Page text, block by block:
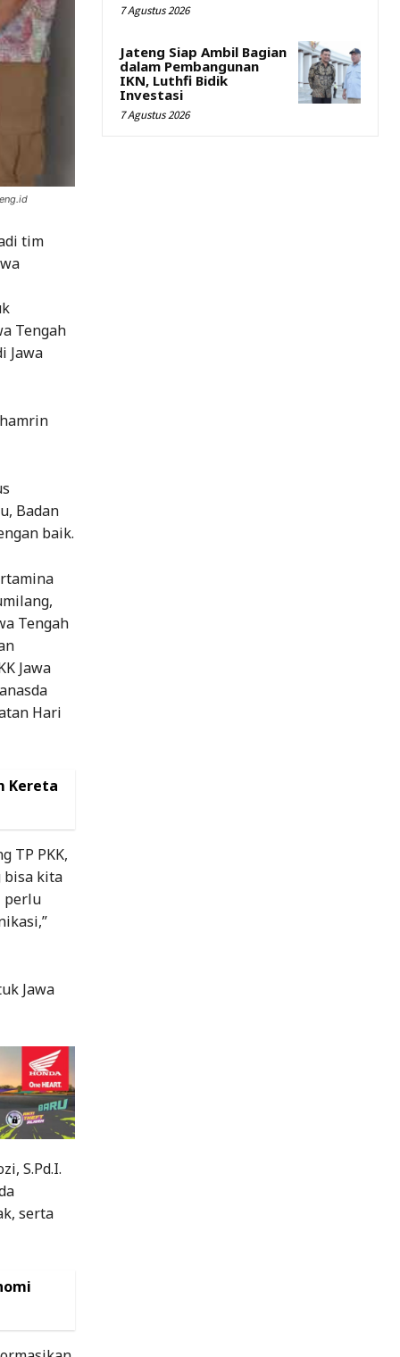
tim
Tengah
Jawa
Badan
baik.
Tengah
Jawa
Hari
Kereta
TP PKK,
bisa kita
perlu
Jawa
S.Pd.I.
serta
7 Agustus 2026
Jateng Siap Ambil Bagian
dalam Pembangunan
IKN, Luthfi Bidik
Investasi
7 Agustus 2026